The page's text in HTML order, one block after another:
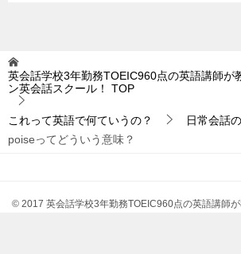
英会話学校3年勤務TOEIC960点の英語講師が
ン英会話スクール！
TOP
これって英語で何ていうの？
日常会話
poiseってどういう意味？
© 2017 英会話学校3年勤務TOEIC960点の英語講師が